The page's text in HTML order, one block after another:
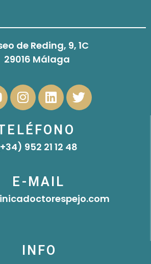
de Reding, 9, 1C
29016 Málaga
I
n
a
g
a
m
L
i
k
e
d
n
T
w
952 21 12 48
E-MAIL
INFO